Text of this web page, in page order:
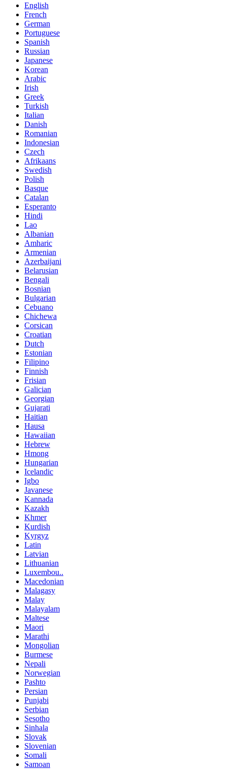
English
French
German
Portuguese
Spanish
Russian
Japanese
Korean
Arabic
Irish
Greek
Turkish
Italian
Danish
Romanian
Indonesian
Czech
Afrikaans
Swedish
Polish
Basque
Catalan
Esperanto
Hindi
Lao
Albanian
Amharic
Armenian
Azerbaijani
Belarusian
Bengali
Bosnian
Bulgarian
Cebuano
Chichewa
Corsican
Croatian
Dutch
Estonian
Filipino
Finnish
Frisian
Galician
Georgian
Gujarati
Haitian
Hausa
Hawaiian
Hebrew
Hmong
Hungarian
Icelandic
Igbo
Javanese
Kannada
Kazakh
Khmer
Kurdish
Kyrgyz
Latin
Latvian
Lithuanian
Luxembou..
Macedonian
Malagasy
Malay
Malayalam
Maltese
Maori
Marathi
Mongolian
Burmese
Nepali
Norwegian
Pashto
Persian
Punjabi
Serbian
Sesotho
Sinhala
Slovak
Slovenian
Somali
Samoan